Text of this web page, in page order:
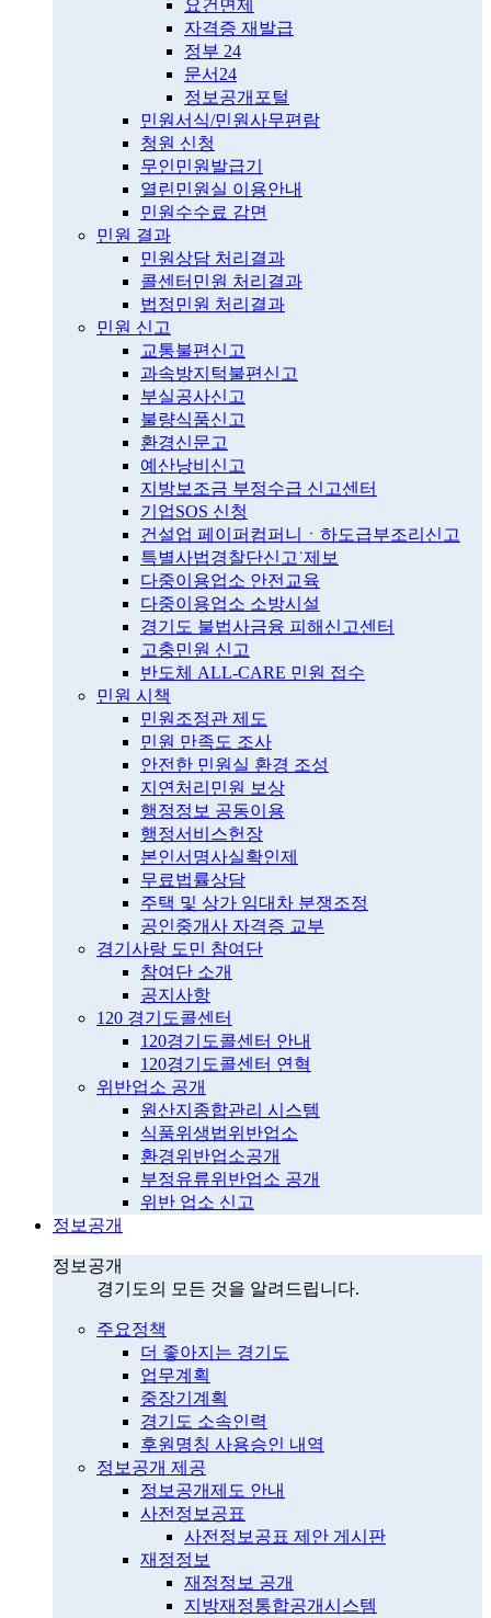
요건면제
자격증 재발급
정부 24
문서24
정보공개포털
민원서식/민원사무편람
청원 신청
무인민원발급기
열린민원실 이용안내
민원수수료 감면
민원 결과
민원상담 처리결과
콜센터민원 처리결과
법정민원 처리결과
민원 신고
교통불편신고
과속방지턱불편신고
부실공사신고
불량식품신고
환경신문고
예산낭비신고
지방보조금 부정수급 신고센터
기업SOS 신청
건설업 페이퍼컴퍼니ㆍ하도급부조리신고
특별사법경찰단신고˙제보
다중이용업소 안전교육
다중이용업소 소방시설
경기도 불법사금융 피해신고센터
고충민원 신고
반도체 ALL-CARE 민원 접수
민원 시책
민원조정관 제도
민원 만족도 조사
안전한 민원실 환경 조성
지연처리민원 보상
행정정보 공동이용
행정서비스헌장
본인서명사실확인제
무료법률상담
주택 및 상가 임대차 분쟁조정
공인중개사 자격증 교부
경기사랑 도민 참여단
참여단 소개
공지사항
120 경기도콜센터
120경기도콜센터 안내
120경기도콜센터 연혁
위반업소 공개
원산지종합관리 시스템
식품위생법위반업소
환경위반업소공개
부정유류위반업소 공개
위반 업소 신고
정보공개
정보공개
경기도의 모든 것을 알려드립니다.
주요정책
더 좋아지는 경기도
업무계획
중장기계획
경기도 소속인력
후원명칭 사용승인 내역
정보공개 제공
정보공개제도 안내
사전정보공표
사전정보공표 제안 게시판
재정정보
재정정보 공개
지방재정통합공개시스템